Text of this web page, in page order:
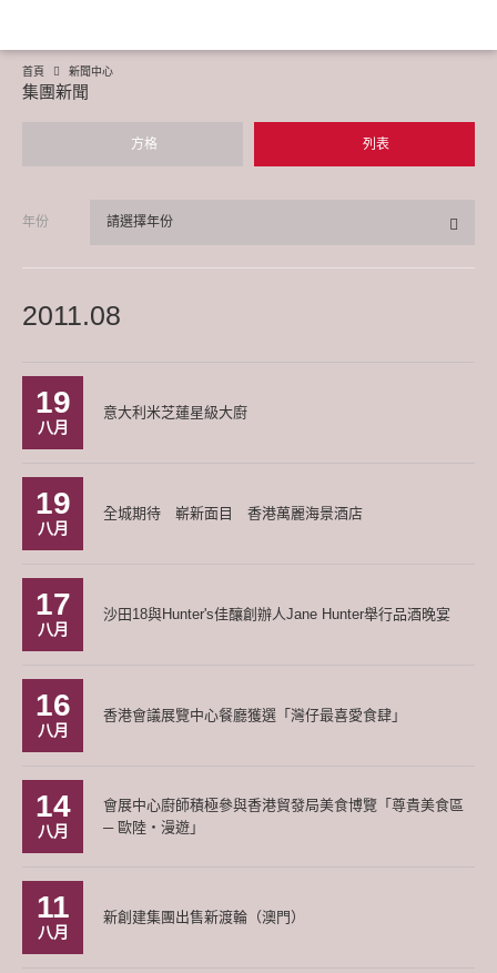
首頁 新聞中心
集團新聞
方格 列表
年份 請選擇年份
2011.08
19
八月
意大利米芝蓮星級大廚
19
八月
全城期待 嶄新面目 香港萬麗海景酒店
17
八月
沙田18與Hunter's佳釀創辦人Jane Hunter舉行品酒晚宴
16
八月
香港會議展覽中心餐廳獲選「灣仔最喜愛食肆」
14
八月
會展中心廚師積極參與香港貿發局美食博覽「尊貴美食區
─ 歐陸‧漫遊」
11
八月
新創建集團出售新渡輪（澳門）